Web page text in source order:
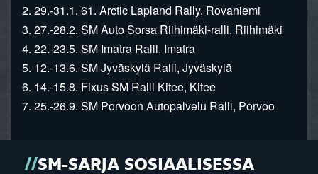
2. 29.-31.1. 61. Arctic Lapland Rally, Rovaniemi
3. 27.-28.2. SM Auto Sorsa Riihimäki-ralli, Riihimäki
4. 22.-23.5. SM Imatra Ralli, Imatra
5. 12.-13.6. SM Jyväskylä Ralli, Jyväskylä
6. 14.-15.8. Fixus SM Ralli Kitee, Kitee
7. 25.-26.9. SM Porvoon Autopalvelu Ralli, Porvoo
SM-SARJA SOSIAALISESSA